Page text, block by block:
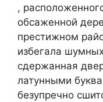
,
обсаженной
престижном
избегала
сдержанная
латунными
безупречно